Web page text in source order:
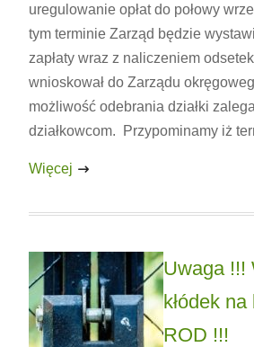
uregulowanie opłat do połowy
tym terminie Zarząd będzie
zapłaty wraz z naliczeniem
wnioskował do Zarządu
możliwość odebrania działki
działkowcom. Przypominamy iż
Więcej
Uwaga !!!
kłódek
ROD !!!